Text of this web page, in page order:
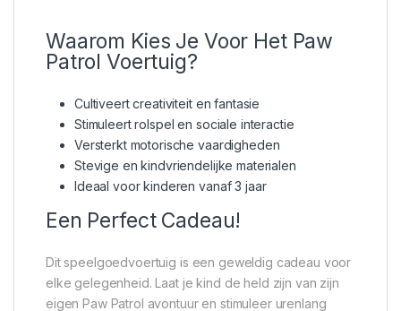
Waarom Kies Je Voor Het Paw
Patrol Voertuig?
Cultiveert creativiteit en fantasie
Stimuleert rolspel en sociale interactie
Versterkt motorische vaardigheden
Stevige en kindvriendelijke materialen
Ideaal voor kinderen vanaf 3 jaar
Een Perfect Cadeau!
Dit speelgoedvoertuig is een geweldig cadeau voor
elke gelegenheid. Laat je kind de held zijn van zijn
eigen Paw Patrol avontuur en stimuleer urenlang